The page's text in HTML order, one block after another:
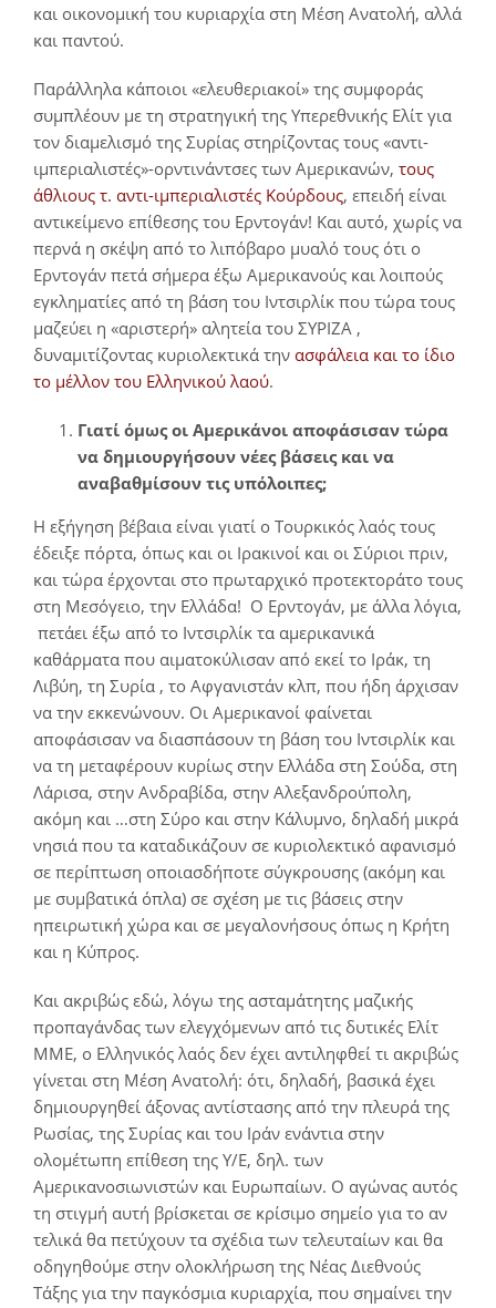
και οικονομική του κυριαρχία στη Μέση Ανατολή, αλλά
και παντού.
Παράλληλα κάποιοι «ελευθεριακοί» της συμφοράς
συμπλέουν με τη στρατηγική της Υπερεθνικής Ελίτ για
τον διαμελισμό της Συρίας στηρίζοντας τους «αντι-
ιμπεριαλιστές»-ορντινάντσες των Αμερικανών, τους
άθλιους τ. αντι-ιμπεριαλιστές Κούρδους, επειδή είναι
αντικείμενο επίθεσης του Ερντογάν! Και αυτό, χωρίς να
περνά η σκέψη από το λιπόβαρο μυαλό τους ότι ο
Ερντογάν πετά σήμερα έξω Αμερικανούς και λοιπούς
εγκληματίες από τη βάση του Ιντσιρλίκ που τώρα τους
μαζεύει η «αριστερή» αλητεία του ΣΥΡΙΖΑ ,
δυναμιτίζοντας κυριολεκτικά την ασφάλεια και το ίδιο
το μέλλον του Ελληνικού λαού.
Γιατί όμως οι Αμερικάνοι αποφάσισαν τώρα
να δημιουργήσουν νέες βάσεις και να
αναβαθμίσουν τις υπόλοιπες;
Η εξήγηση βέβαια είναι γιατί ο Τουρκικός λαός τους
έδειξε πόρτα, όπως και οι Ιρακινοί και οι Σύριοι πριν,
και τώρα έρχονται στο πρωταρχικό προτεκτοράτο τους
στη Μεσόγειο, την Ελλάδα! Ο Ερντογάν, με άλλα λόγια,
πετάει έξω από το Ιντσιρλίκ τα αμερικανικά
καθάρματα που αιματοκύλισαν από εκεί το Ιράκ, τη
Λιβύη, τη Συρία , το Αφγανιστάν κλπ, που ήδη άρχισαν
να την εκκενώνουν. Οι Αμερικανοί φαίνεται
αποφάσισαν να διασπάσουν τη βάση του Ιντσιρλίκ και
να τη μεταφέρουν κυρίως στην Ελλάδα στη Σούδα, στη
Λάρισα, στην Ανδραβίδα, στην Αλεξανδρούπολη,
ακόμη και …στη Σύρο και στην Κάλυμνο, δηλαδή μικρά
νησιά που τα καταδικάζουν σε κυριολεκτικό αφανισμό
σε περίπτωση οποιασδήποτε σύγκρουσης (ακόμη και
με συμβατικά όπλα) σε σχέση με τις βάσεις στην
ηπειρωτική χώρα και σε μεγαλονήσους όπως η Κρήτη
και η Κύπρος.
Και ακριβώς εδώ, λόγω της ασταμάτητης μαζικής
προπαγάνδας των ελεγχόμενων από τις δυτικές Ελίτ
ΜΜΕ, ο Ελληνικός λαός δεν έχει αντιληφθεί τι ακριβώς
γίνεται στη Μέση Ανατολή: ότι, δηλαδή, βασικά έχει
δημιουργηθεί άξονας αντίστασης από την πλευρά της
Ρωσίας, της Συρίας και του Ιράν ενάντια στην
ολομέτωπη επίθεση της Υ/Ε, δηλ. των
Αμερικανοσιωνιστών και Ευρωπαίων. Ο αγώνας αυτός
τη στιγμή αυτή βρίσκεται σε κρίσιμο σημείο για το αν
τελικά θα πετύχουν τα σχέδια των τελευταίων και θα
οδηγηθούμε στην ολοκλήρωση της Νέας Διεθνούς
Τάξης για την παγκόσμια κυριαρχία, που σημαίνει την